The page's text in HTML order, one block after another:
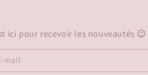
ici pour recevoir les nouveautés 😉
mail